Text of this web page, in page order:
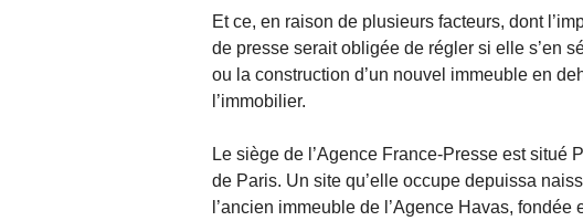
Et ce, en raison de plusieurs facteurs, dont
de presse serait obligée de régler si elle s’en
ou la construction d’un nouvel immeuble en
l’immobilier.
Le siège de l’Agence France-Presse est situé
de Paris. Un site qu’elle occupe depuissa
l’ancien immeuble de l’Agence Havas,